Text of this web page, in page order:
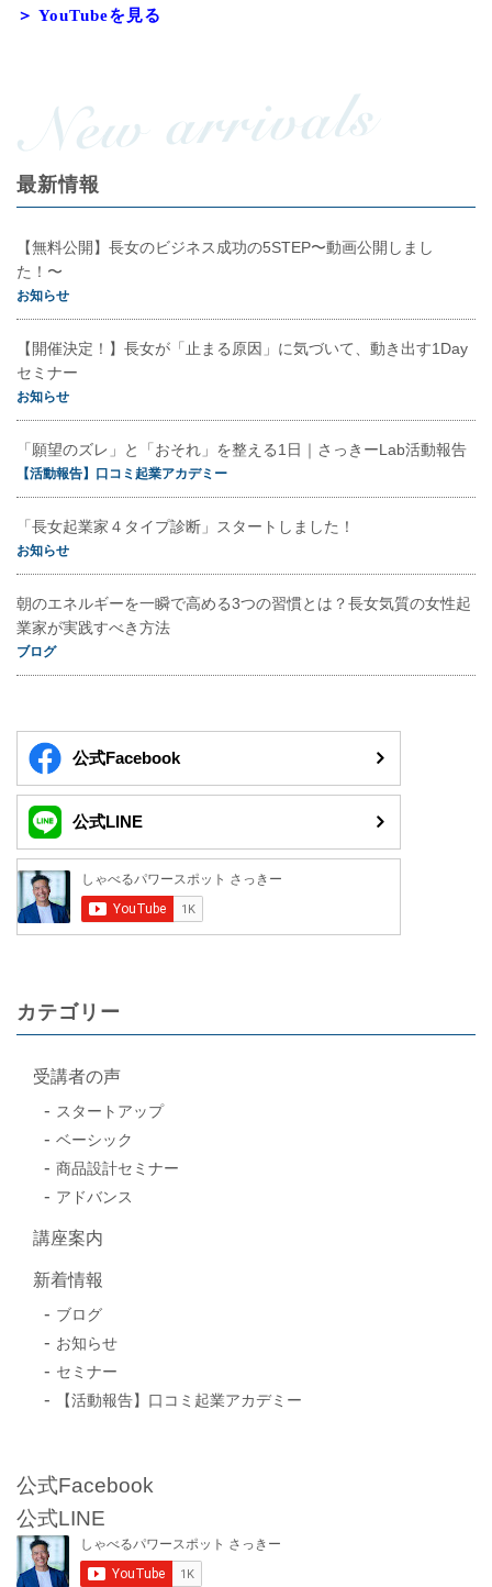
＞ YouTubeを見る
最新情報
【無料公開】長女のビジネス成功の5STEP〜動画公開しまし
た！〜
お知らせ
【開催決定！】長女が「止まる原因」に気づいて、動き出す1Day
セミナー
お知らせ
「願望のズレ」と「おそれ」を整える1日｜さっきーLab活動報告
【活動報告】口コミ起業アカデミー
「長女起業家４タイプ診断」スタートしました！
お知らせ
朝のエネルギーを一瞬で高める3つの習慣とは？長女気質の女性起
業家が実践すべき方法
ブログ
公式Facebook
公式LINE
カテゴリー
受講者の声
スタートアップ
ベーシック
商品設計セミナー
アドバンス
講座案内
新着情報
ブログ
お知らせ
セミナー
【活動報告】口コミ起業アカデミー
公式Facebook
公式LINE